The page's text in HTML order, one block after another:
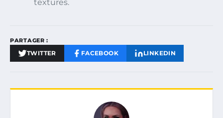
textures.
PARTAGER :
TWITTER FACEBOOK LINKEDIN